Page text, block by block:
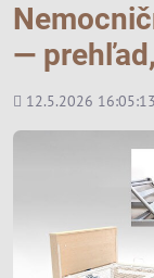
—
Pridané
12.5.2026 16:05:13